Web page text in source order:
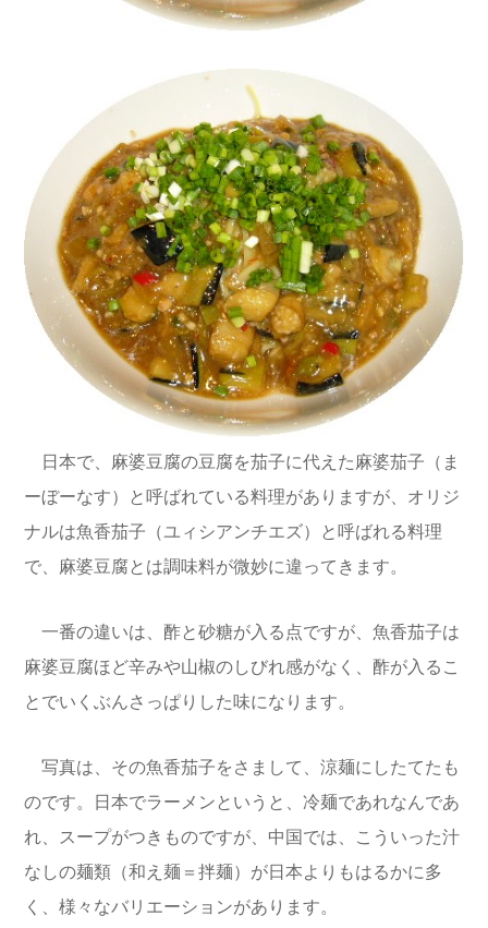
日本で、麻婆豆腐の豆腐を茄子に代えた麻婆茄子（ま
ーぼーなす）と呼ばれている料理がありますが、オリジ
ナルは魚香茄子（ユィシアンチエズ）と呼ばれる料理
で、麻婆豆腐とは調味料が微妙に違ってきます。
一番の違いは、酢と砂糖が入る点ですが、魚香茄子は
麻婆豆腐ほど辛みや山椒のしびれ感がなく、酢が入るこ
とでいくぶんさっぱりした味になります。
写真は、その魚香茄子をさまして、涼麺にしたてたも
のです。日本でラーメンというと、冷麺であれなんであ
れ、スープがつきものですが、中国では、こういった汁
なしの麺類（和え麺＝拌麺）が日本よりもはるかに多
く、様々なバリエーションがあります。